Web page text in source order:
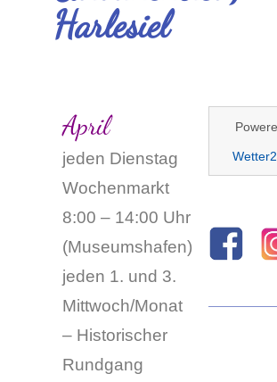
Harlesiel
April
jeden Dienstag
Wochenmarkt
8:00 – 14:00 Uhr
(Museumshafen)
jeden 1. und 3.
Mittwoch/Monat
– Historischer
Rundgang